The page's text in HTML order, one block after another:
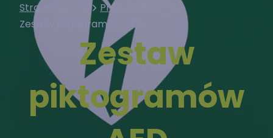
Strona główna
Produkty
Zestaw piktogramów AED
Zestaw
piktogramów